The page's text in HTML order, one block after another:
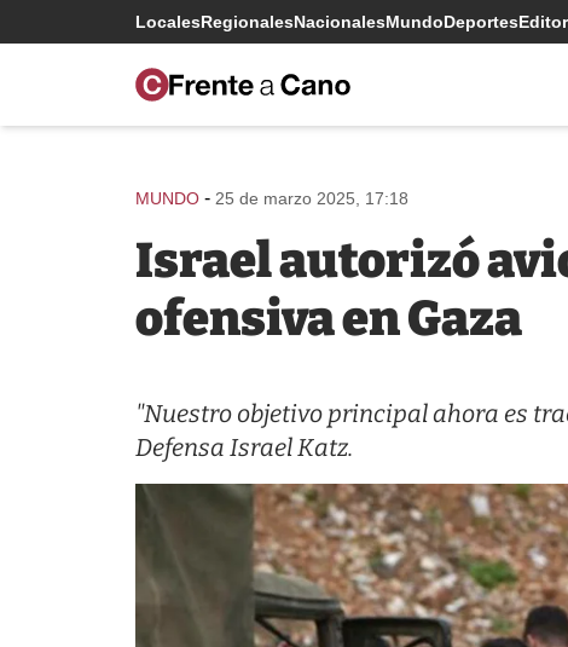
LocalesRegionalesNacionalesMundoDeportes
MUNDO - 25 de marzo 2025, 17:18
Israel autorizó
ofensiva en Gaza
"Nuestro objetivo principal ahora es
Defensa Israel Katz.